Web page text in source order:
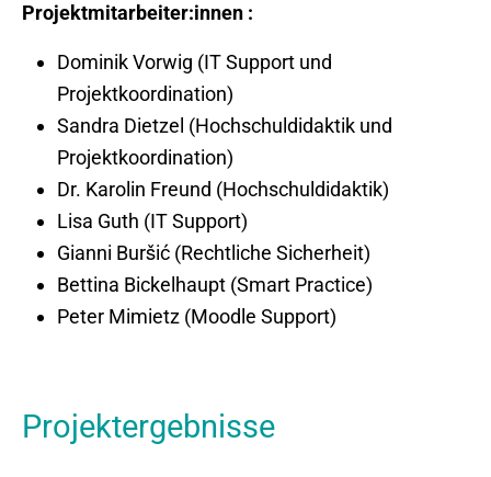
Projektmitarbeiter:innen :
Dominik Vorwig (IT Support und
Projektkoordination)
Sandra Dietzel (Hochschuldidaktik und
Projektkoordination)
Dr. Karolin Freund (Hochschuldidaktik)
Lisa Guth (IT Support)
Gianni Buršić (Rechtliche Sicherheit)
Bettina Bickelhaupt (Smart Practice)
Peter Mimietz (Moodle Support)
Projektergebnisse